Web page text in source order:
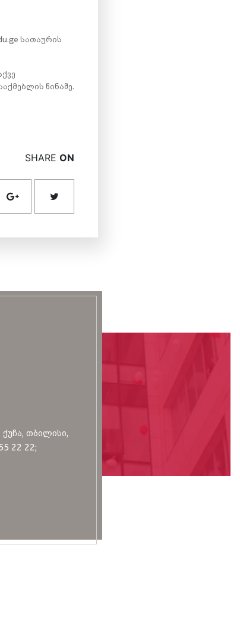
სათაურის
წინაშე.
SHARE ON
ქუჩა, თბილისი,
22 22;